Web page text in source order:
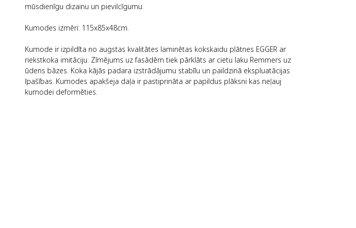
mūsdienīgu dizainu un pievilcīgumu.
Kumodes izmēri: 115x85x48cm.
Kumode ir izpildīta no augstas kvalitātes laminētas kokskaidu plātnes EGGER ar
riekstkoka imitāciju. Zīmējums uz fasādēm tiek pārklāts ar cietu laku Remmers uz
ūdens bāzes. Koka kājās padara izstrādājumu stabīlu un paildzinā ekspluatācijas
īpašības. Kumodes apakšeja daļa ir pastiprināta ar papildus plāksni kas neļauj
kumodei deformēties.